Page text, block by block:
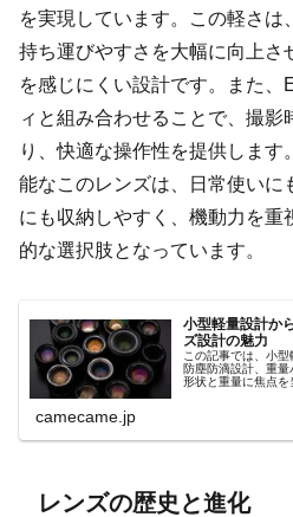
を実現しています。この軽さ
持ち運びやすさを大幅に向上さ
を感じにくい設計です。また、
ィと組み合わせることで、撮影
り、快適な操作性を提供します
能なこのレンズは、日常使いに
にも収納しやすく、機動力を重
的な選択肢となっています。
小型軽量設計か
ズ設計の魅力
この記事では、小型
防塵防滴設計、重量
形状と重量に焦点を
camecame.jp
レンズの歴史と進化